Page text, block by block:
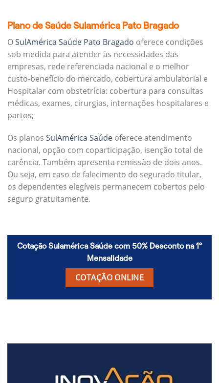
Plano de Saúde Sulamérica Pato Bragado
OSulAmérica Saúde Pato Bragado oferece condições
sob medida para atender às necessidades das
empresas, rede referenciada nacional e o melhor
custo-benefício do mercado, cobertura ambulatorial e
Hospitalar com obstetrícia: cobertura para consultas
médicas, exames, cirurgias, internações hospitalares e
partos;
Os planos SulAmérica Saúde oferece atendimento
nacional, opção com coparticipação, isenção total de
carência. Também apresenta remissão de dois anos.
Ou seja, em caso de falecimento do segurado titular,
os dependentes elegíveis permanecem cobertos pelo
seguro gratuitamente.
Cotação Sulamérica Saúde com 50% Desconto na 1º
Mensalidade
COTAÇÃO ONLINE